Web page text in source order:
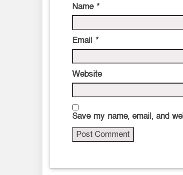
Name *
Email *
Website
Save my name, email, and